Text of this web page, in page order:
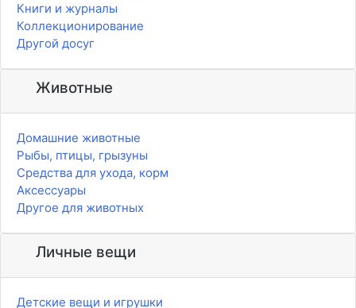
Книги и журналы
Коллекционирование
Другой досуг
Животные
Домашние животные
Рыбы, птицы, грызуны
Средства для ухода, корм
Аксессуары
Другое для животных
Личные вещи
Детские вещи и игрушки